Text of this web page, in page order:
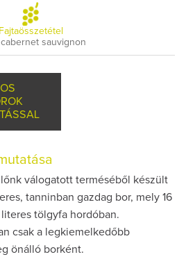
Fajtaösszetétel
cabernet sauvignon
válogatott terméséből készült
tanninban gazdag bor, mely 16
tölgyfa hordóban.
csak a legkiemelkedőbb
önálló borként.